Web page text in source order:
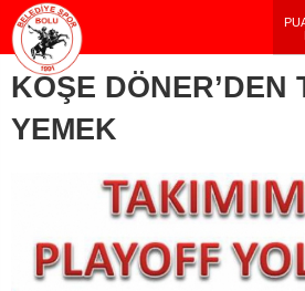
KÖŞE DÖNER’DEN
YEMEK